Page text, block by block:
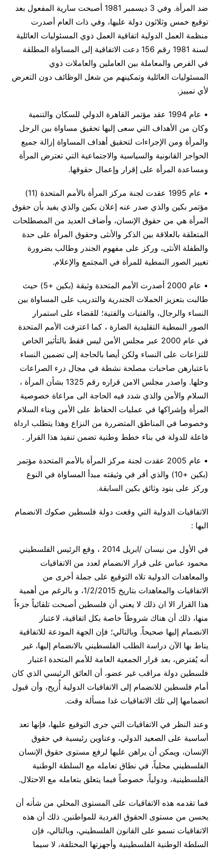
ضد المرأة. وفي 3 ديسمبر 1981 أصبحت سارية المفعول بعد
توقيع خمس وثلاثون دولة عليها، وفي ذات العام أصدرت
منظمة العمل الدولية اتفاقية العمل ذوي المسئوليات العائلية
لسنة 1981 رقم 156 دعت الاتفاقية إلى المساواة المطلقة
في الفرص والمعاملة بين العاملين والعاملات ذوي
المسئوليات العائلية وتمكينهم من شغل الوظائف دون التعرض
لأي تمييز.
• عام 1994 عقد مؤتمر القاهرة الدولي للسكان والتنمية
وكان من الأهداف التي سعى إليها تحقيق مساواة بين الرجل
والمرأة ومن الإجراءات لتحقيق أهداف المساواة إزالة جميع
الحواجز القانونية والسياسية والاجتماعية التي تعترض المرأة
ومساعدة المرأة على إقرار وإعمال حقوقها.
• عام 1995 عقدت لجنة مركز المرأة بالأمم المتحدة (11)
مؤتمر بكين والذي صدر عنه إعلان بكين والذي يفيد بأن حقوق
المرأة هي من حقوق الإنسان، وأضاف العديد من المصطلحات
المتعلقة بالعلاقة بين الذكر والأنثى وحقوق المرأة على حدة
والطفلة الأنثى، وركز على مفهوم الجندر وطالب بضرورة
تغيير الصور النمطية للمرأة في المجتمع والإعلام.
• عام 2000 أصدرت الأمم المتحدة وثيقة (بكين +5) حيث
طالبت بتعزيز الحملات الجندرية والتدريب على المساواة بين
النساء والرجال، والفتيات والفتية؛ للقضاء على استمرار
الصور النمطية التقليدية الضارة ، كما اعترفت الأمم المتحدة
في عام 2000 عبر مجلس الأمن ليس فقط بالتأثير الخاص
للنزاعات على النساء ولكن أيضا بالحاجة إلى تضمين النساء
باعتبارهن صاحبات مصلحة نشطة في مجال درء الصراعات
وحلها. واصدر مجلس الامن قراره رقم 1325 بشأن المرأة ،
السلام والأمن والذي شدد فيه الحاجة الى مراعاة خصوصية
المرأة وإشراكها في عمليات الحفاظ على الأمن وبناء السلام
وخصوصا في المناطق المتضررة من النزاع وهذا يتطلب ارداة
فاعلة للدولة في بناء خطط وطنية تضمن تنفيذ هذا القرار .
• عام 2005 عقدت لجنة مركز المرأة بالأمم المتحدة مؤتمر
(بكين +10) والذي أقر في وثيقته مبدأ المساواة في النوع
وركز على بنود وثائق بكين السابقة.
الاتفاقيات الدولية التي وقعت دولة فلسطين صكوك الانضمام
اليها :
في الأول من نيسان /ابريل 2014 ، وقع الرئيس الفلسطيني
محمود عباس على قرار الانضمام لعدد من الاتفاقيات
والمعاهدات الدولية تلاه التوقيع على جملة أخرى من
الاتفاقيات والمعاهدات بتاريخ 1/2/2015، و بالرغم من أهمية
هذا القرار الا ان ذلك لا يعني أن فلسطين أصبحت تلقائياً جزءاً
منها، ذلك أن هناك شروطاً خاصة بكل اتفاقية، لاعتبار
الانضمام إليها صحيحاً. وبالتالي؛ فإن الجهة المودعة للاتفاقية
يناط بها الآن دراسة الطلب الفلسطيني بالانضمام إليها، غير
أنه يُفترض، بعد قرار الجمعية العامة للأمم المتحدة اعتبار
فلسطين دولة مراقب غير عضو، أن العائق الرئيسي الذي كان
أمام فلسطين للانضمام إلى الاتفاقيات الدولية أُزيح، وأن قبول
انضمامها إلى تلك الاتفاقيات غدا مسألة وقت.
وعند النظر في الاتفاقيات التي جرى التوقيع عليها، فإنها تعد
أساسية على الصعيد الدولي، وعناوين رئيسية في حقوق
الإنسان، ويمكن أن يراهن عليها لرفع مستوى حقوق الإنسان
الفلسطيني محلياً، في نطاق تعامله مع السلطة الوطنية
الفلسطينية، ودولياً، خصوصاً فيما يتعلق بتعامله مع الاحتلال.
فما تقدمه هذه الاتفاقيات على المستوى المحلي من شأنه أن
يحسن من مستوى الحقوق الفردية للمواطنين. ذلك أن هذه
الاتفاقيات تسمو على القانون الفلسطيني، وبالتالي، فإن
السلطة الوطنية الفلسطينية وأجهزتها المختلفة، لا سيما